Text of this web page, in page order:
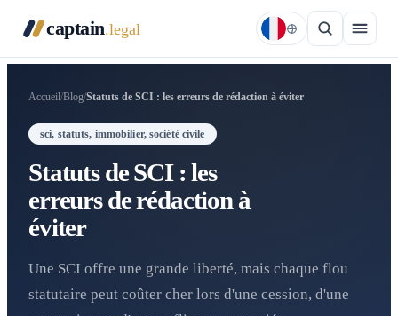
captain.legal
Accueil/Blog/Statuts de SCI : les erreurs de rédaction à éviter
sci, statuts, immobilier, société civile
Statuts de SCI : les
erreurs de rédaction à
éviter
Une SCI offre une grande liberté, mais chaque flou
statutaire peut coûter cher lors d'une cession, d'une